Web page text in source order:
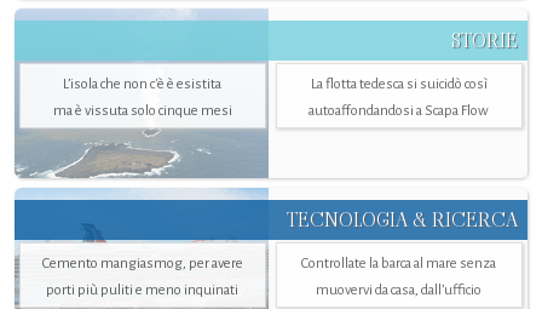
STORIE
L’isola che non c'è è esistita
ma è vissuta solo cinque mesi
La flotta tedesca si suicidò così
autoaffondandosi a Scapa Flow
TECNOLOGIA & RICERCA
Cemento mangiasmog, per avere
porti più puliti e meno inquinati
Controllate la barca al mare senza
muovervi da casa, dall’ufficio